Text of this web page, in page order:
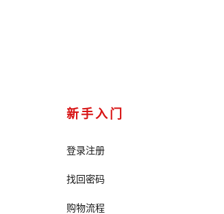
新手入门
登录注册
找回密码
购物流程